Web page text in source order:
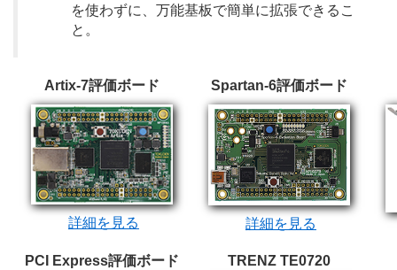
を使わずに、万能基板で簡単に拡張できるこ
と。
Artix-7評価ボード
詳細を見る
Spartan-6評価ボード
詳細を見る
PCI Express評価ボード TRENZ TE0720